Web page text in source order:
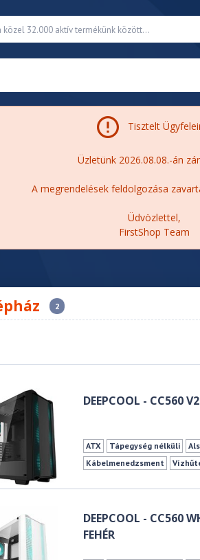
Tisztelt
Üzletünk 2026.08.08.-án
A megrendelések feldolgozása
Üdvözlettel,
FirstShop Team
2
DEEPCOOL - CC560
ATX Tápegység nélküli
Kábelmenedzsment
DEEPCOOL - CC560
FEHÉR